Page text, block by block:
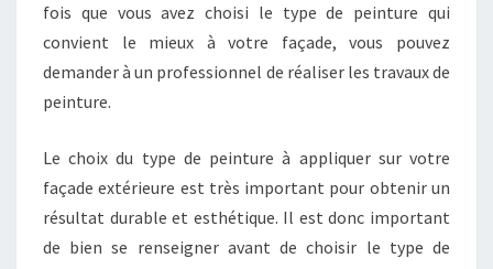
fois que vous avez choisi le type de peinture qui
convient le mieux à votre façade, vous pouvez
demander à un professionnel de réaliser les travaux de
peinture.
Le choix du type de peinture à appliquer sur votre
façade extérieure est très important pour obtenir un
résultat durable et esthétique. Il est donc important
de bien se renseigner avant de choisir le type de